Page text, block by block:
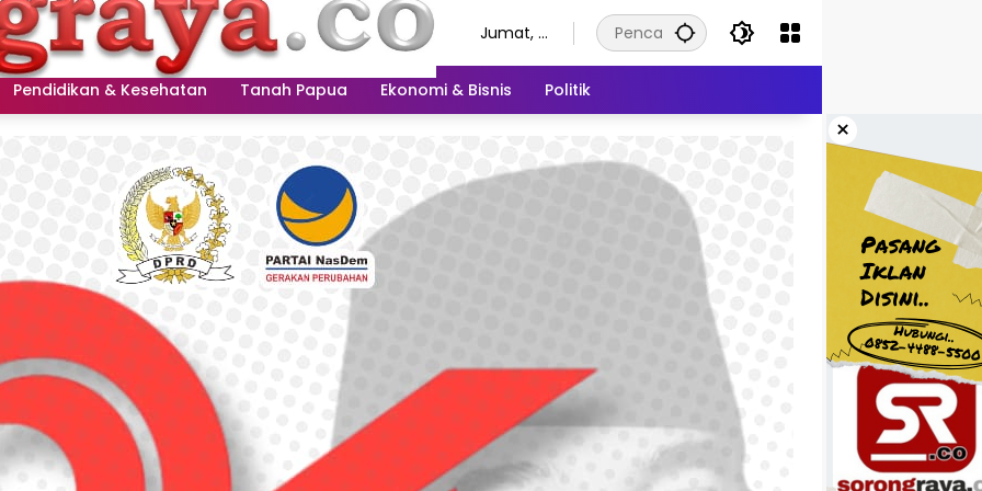
Jumat, 7
2026
Pendidikan & Kesehatan Tanah Papua Ekonomi & Bisnis Politik
×